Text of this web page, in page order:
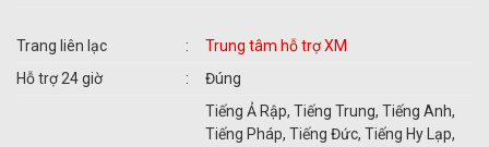
Trang liên lạc :
Trung tâm hỗ trợ XM
Hỗ trợ 24 giờ
:
Đúng
Tiếng Ả Rập, Tiếng Trung, Tiếng Anh,
Tiếng Pháp, Tiếng Đức, Tiếng Hy Lạp,